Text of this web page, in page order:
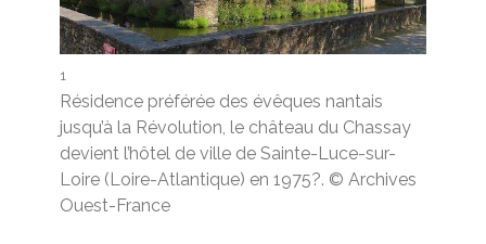
1
Résidence préférée des évêques nantais
jusqu’à la Révolution, le château du Chassay
devient l’hôtel de ville de Sainte-Luce-sur-
Loire (Loire-Atlantique) en 1975?. © Archives
Ouest-France